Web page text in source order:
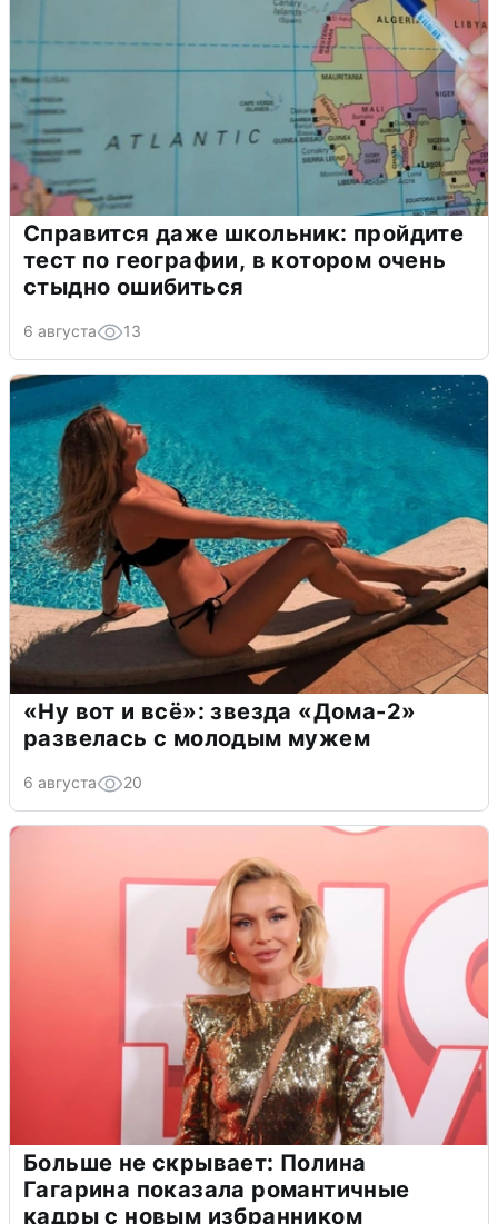
Справится даже школьник: пройдите
тест по географии, в котором очень
стыдно ошибиться
6 августа 13
«Ну вот и всё»: звезда «Дома-2»
развелась с молодым мужем
6 августа 20
Больше не скрывает: Полина
Гагарина показала романтичные
кадры с новым избранником